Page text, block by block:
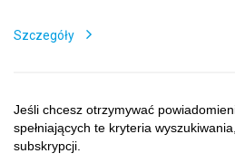
Szczegóły
Jeśli chcesz otrzymywać
spełniających te kryteria
subskrypcji.